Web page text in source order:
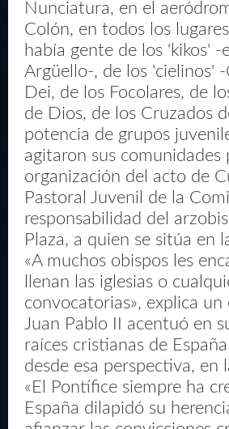
Nunciatura, en el
Colón, en todos los
había gente de los 'kikos'
Argüello-, de los 'cielinos'
Dei, de los Focolares, de
de Dios, de los Cruzados
potencia de grupos
agitaron sus
organización del acto de
Pastoral Juvenil de la
responsabilidad del
Plaza, a quien se sitúa en
«A muchos obispos les
llenan las iglesias o
convocatorias», explica
Juan Pablo II acentuó en
raíces cristianas de
desde esa perspectiva, en
«El Pontífice siempre ha
España dilapidó su